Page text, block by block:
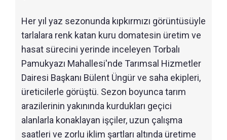
Her yıl yaz sezonunda kıpkırmızı görüntüsüyle
tarlalara renk katan kuru domatesin üretim ve
hasat sürecini yerinde inceleyen Torbalı
Pamukyazı Mahallesi'nde Tarımsal Hizmetler
Dairesi Başkanı Bülent Üngür ve saha ekipleri,
üreticilerle görüştü. Sezon boyunca tarım
arazilerinin yakınında kurdukları geçici
alanlarla konaklayan işçiler, uzun çalışma
saatleri ve zorlu iklim şartları altında üretime